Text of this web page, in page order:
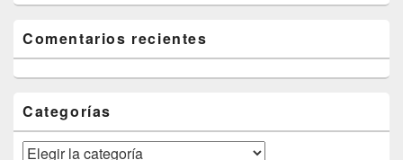
Comentarios recientes
Categorías
Categorías